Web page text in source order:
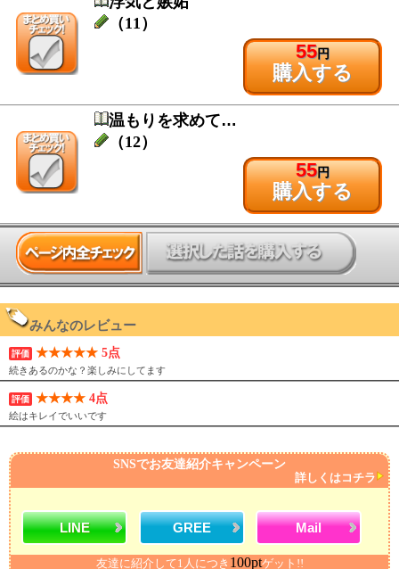
（11）
55円
購入する
温もりを求めて…
（12）
55円
購入する
みんなのレビュー
評価 ★★★★★ 5点
続きあるのかな？楽しみにしてます
評価 ★★★★ 4点
絵はキレイでいいです
SNSでお友達紹介キャンペーン
詳しくはコチラ
LINE GREE Mail
友達に紹介して1人につき 100ptゲット!!